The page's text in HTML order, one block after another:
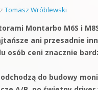
Pakiety
Tomasz Wróblewski
Montarbo M6S i
ani przesadnie
osób ceni znacznie
do budowy